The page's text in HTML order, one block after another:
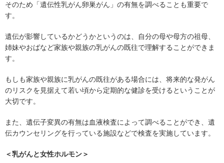
そのため「遺伝性乳がん卵巣がん」の有無を調べることも重要で
す。
遺伝が影響しているかどうかというのは、自分の母や母方の祖母、
姉妹やおばなど家族や親族の乳がんの既往で理解することができま
す。
もしも家族や親族に乳がんの既往がある場合には、将来的な発がん
のリスクを見据えて若い頃から定期的な健診を受けるということが
大切です。
また、遺伝子変異の有無は血液検査によって調べることができ、遺
伝カウンセリングを行っている施設などで検査を実施しています。
＜乳がんと女性ホルモン＞